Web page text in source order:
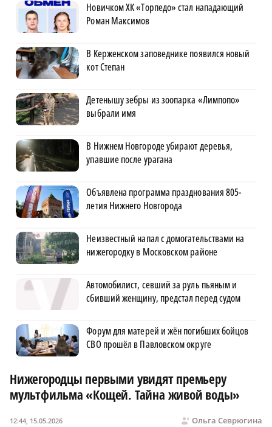
Новичком ХК «Торпедо» стал нападающий
Роман Максимов
В Керженском заповеднике появился новый
кот Степан
Детенышу зебры из зоопарка «Лимпопо»
выбрали имя
В Нижнем Новгороде убирают деревья,
упавшие после урагана
Объявлена программа празднования 805-
летия Нижнего Новгорода
Неизвестный напал с домогательствами на
нижегородку в Московском районе
Автомобилист, севший за руль пьяным и
сбивший женщину, предстал перед судом
Форум для матерей и жён погибших бойцов
СВО прошёл в Павловском округе
Нижегородцы первыми увидят премьеру
мультфильма «Кощей. Тайна живой воды»
Ольга Севрюгина
12:44, 15.05.2026